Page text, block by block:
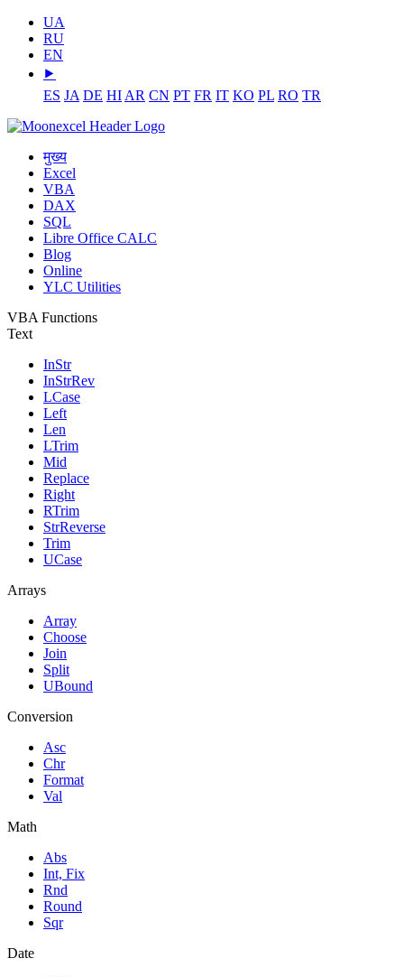
UA
RU
EN
⯈
ES JA DE HI AR CN PT FR IT KO PL RO TR
मुख्य
Excel
VBA
DAX
SQL
Libre Office CALC
Blog
Online
YLC Utilities
VBA Functions
Text
InStr
InStrRev
LCase
Left
Len
LTrim
Mid
Replace
Right
RTrim
StrReverse
Trim
UCase
Arrays
Array
Choose
Join
Split
UBound
Conversion
Asc
Chr
Format
Val
Math
Abs
Int, Fix
Rnd
Round
Sqr
Date